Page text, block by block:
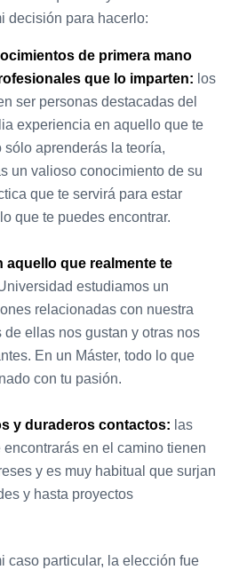
decisión para hacerlo:
de primera mano
que lo imparten: los
ser personas destacadas del
experiencia en aquello que te
sólo aprenderás la teoría,
un valioso conocimiento de su
que te servirá para estar
que te puedes encontrar.
aquello que realmente te
estudiamos un
relacionadas con nuestra
de ellas nos gustan y otras nos
En un Máster, todo lo que
con tu pasión.
y duraderos contactos: las
encontrarás en el camino tienen
y es muy habitual que surjan
y hasta proyectos
caso particular, la elección fue